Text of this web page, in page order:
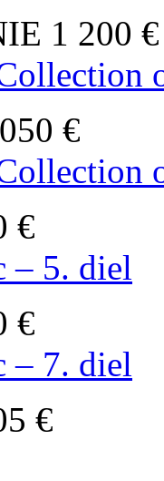
1 200 €
€
€
– 5. diel
€
– 7. diel
€